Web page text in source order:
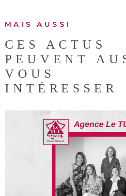
MAIS AUSSI
CES ACTUS
PEUVENT
VOUS
INTÉRESSER
LIRE